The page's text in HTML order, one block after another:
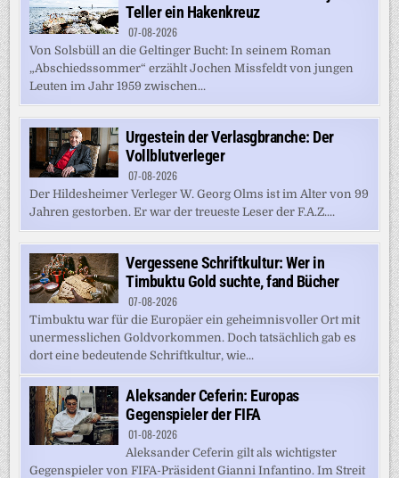
Teller ein Hakenkreuz
07-08-2026
Von Solsbüll an die Geltinger Bucht: In seinem Roman
„Abschiedssommer“ erzählt Jochen Missfeldt von jungen
Leuten im Jahr 1959 zwischen...
Urgestein der Verlasgbranche: Der
Vollblutverleger
07-08-2026
Der Hildesheimer Verleger W. Georg Olms ist im Alter von 99
Jahren gestorben. Er war der treueste Leser der F.A.Z....
Vergessene Schriftkultur: Wer in
Timbuktu Gold suchte, fand Bücher
07-08-2026
Timbuktu war für die Europäer ein geheimnisvoller Ort mit
unermesslichen Goldvorkommen. Doch tatsächlich gab es
dort eine bedeutende Schriftkultur, wie...
Aleksander Ceferin: Europas
Gegenspieler der FIFA
01-08-2026
Aleksander Ceferin gilt als wichtigster
Gegenspieler von FIFA-Präsident Gianni Infantino. Im Streit